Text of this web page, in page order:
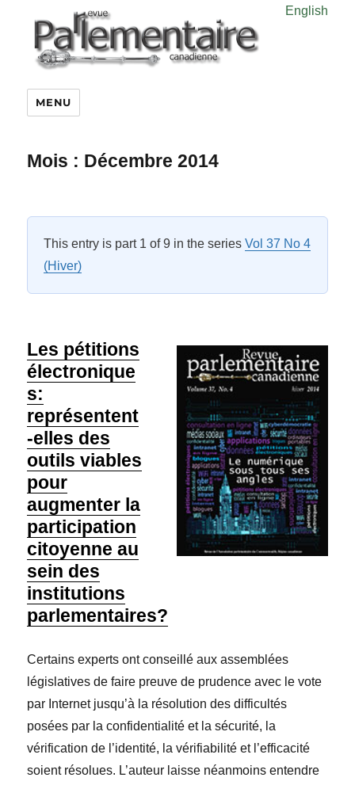
English
MENU
Mois : Décembre 2014
This entry is part 1 of 9 in the seriesVol 37 No 4
(Hiver)
Les pétitions
électronique
s:
représentent
-elles des
outils viables
pour
augmenter la
participation
citoyenne au
sein des
institutions
parlementaires?
Certains experts ont conseillé aux assemblées
législatives de faire preuve de prudence avec le vote
par Internet jusqu’à la résolution des difficultés
posées par la confidentialité et la sécurité, la
vérification de l’identité, la vérifiabilité et l’efficacité
soient résolues. L’auteur laisse néanmoins entendre